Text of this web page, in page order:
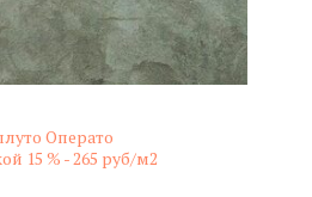
Операто
15 % -265 руб/м2